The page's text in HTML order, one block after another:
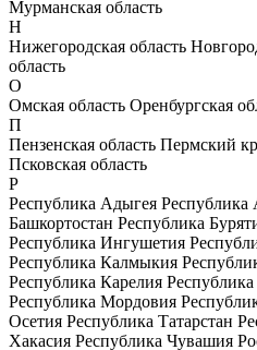
Мурманская область
Н
Нижегородская область
область
О
Омская область Оренбургская
П
Пензенская область Пермский
Псковская область
Р
Республика Адыгея Республика
Башкортостан Республика
Республика Ингушетия
Республика Калмыкия
Республика Карелия
Республика Мордовия
Осетия Республика Татарстан
Хакасия Республика Чувашия